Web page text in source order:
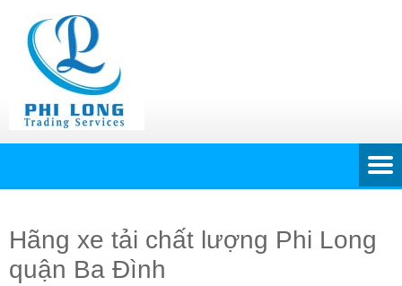
Hãng xe tải chất lượng Phi Long
quận Ba Đình